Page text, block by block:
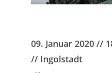
09. Januar 2020 //
// Ingolstadt